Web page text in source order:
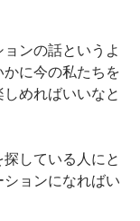
ンの話というよ
に今の私たちを
めればいいなと
している人にと
ョンになればい